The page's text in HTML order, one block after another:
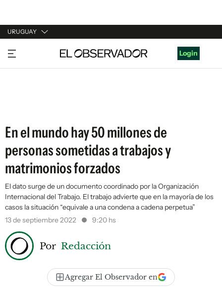
URUGUAY
URUGUAY
ARGENTINA
Login
En el mundo hay 50 millones de
personas sometidas a trabajos y
matrimonios forzados
El dato surge de un documento coordinado por la Organización
Internacional del Trabajo. El trabajo advierte que en la mayoría de los
casos la situación “equivale a una condena a cadena perpetua”
13 de septiembre 2022
9:20 hs
Por Redacción
Agregar El Observador en